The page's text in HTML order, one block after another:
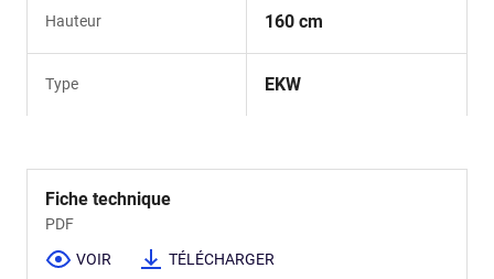
Hauteur 160 cm
Type EKW
Fiche technique
PDF
VOIR TÉLÉCHARGER